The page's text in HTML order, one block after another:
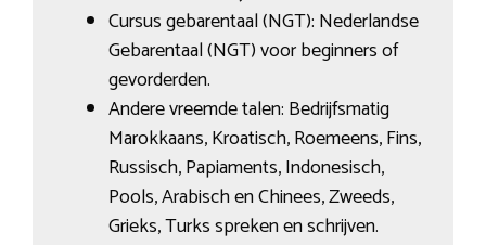
Cursus gebarentaal (NGT): Nederlandse
Gebarentaal (NGT) voor beginners of
gevorderden.
Andere vreemde talen: Bedrijfsmatig
Marokkaans, Kroatisch, Roemeens, Fins,
Russisch, Papiaments, Indonesisch,
Pools, Arabisch en Chinees, Zweeds,
Grieks, Turks spreken en schrijven.